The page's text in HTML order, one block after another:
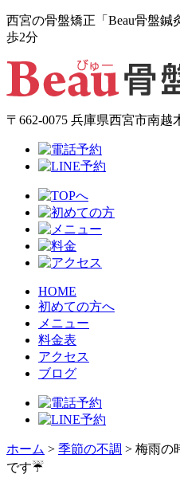
西宮の骨盤矯正「Beau骨盤
歩2分
〒662-0075 兵庫県西宮市南
HOME
初めての方へ
メニュー
料金表
アクセス
ブログ
ホーム > 季節の不調 > 梅雨の
です☔